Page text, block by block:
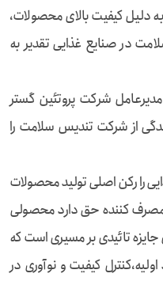
دلیل کیفیت بالای محصولات،
در صنایع غذایی تقدیر به
شرکت پروتئین گستر
از شرکت تندیس سلامت را
را رکن اصلی تولید محصولات
کننده حق دارد محصولی
تائیدی بر مسیری است که
کیفیت و نوآوری در